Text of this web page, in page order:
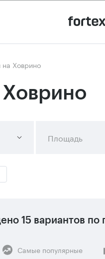
Ховрино
Площадь
15 вариантов по
Самые популярные